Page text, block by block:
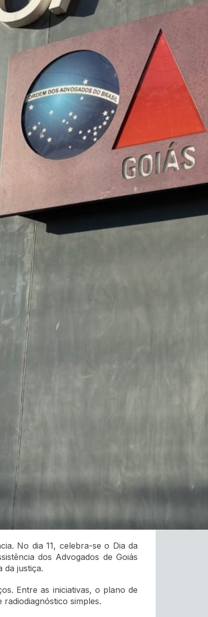
No dia 11, celebra-se o Dia da
dos Advogados de Goiás
da justiça.
Entre as iniciativas, o plano de
simples.